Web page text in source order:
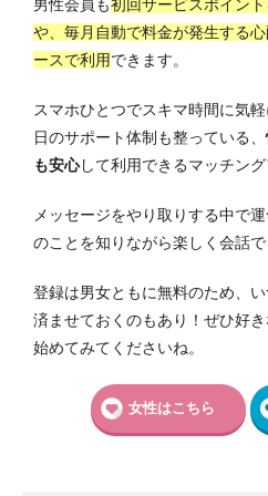
男性会員も初回サービスポイン
や、毎月自動で料金が発生する
ースで利用できます。
スマホひとつでスキマ時間に気
日のサポート体制も整っている、
も安心して利用できるマッチング
メッセージをやり取りする中で
のことを知りながら楽しく会話で
登録は男女ともに無料のため、
済ませておくのもあり！ぜひ好
始めてみてくださいね。
女性はこちら